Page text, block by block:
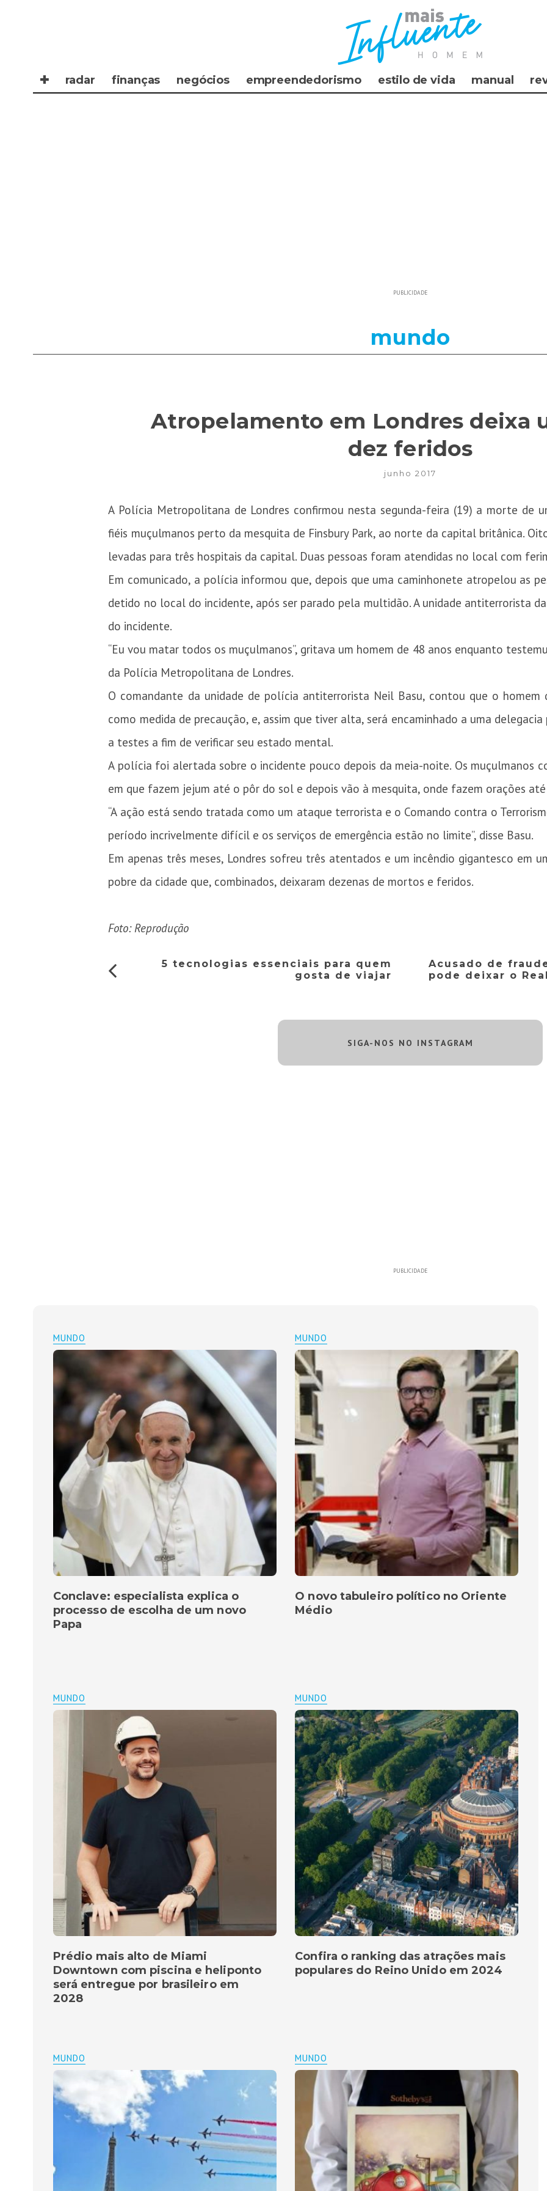
✚ radar finanças negócios empreendedorismo estilo de vida manual
PUBLICIDADE
mundo
Atropelamento em Londres deixa
dez feridos
junho 2017
A Polícia Metropolitana de Londres confirmou nesta segunda-feira (19) a morte de
fiéis muçulmanos perto da mesquita de Finsbury Park, ao norte da capital britânica.
levadas para três hospitais da capital. Duas pessoas foram atendidas no local com
Em comunicado, a polícia informou que, depois que uma caminhonete atropelou as
detido no local do incidente, após ser parado pela multidão. A unidade antiterrorista
do incidente.
“Eu vou matar todos os muçulmanos”, gritava um homem de 48 anos enquanto
da Polícia Metropolitana de Londres.
O comandante da unidade de polícia antiterrorista Neil Basu, contou que o
como medida de precaução, e, assim que tiver alta, será encaminhado a uma
a testes a fim de verificar seu estado mental.
A polícia foi alertada sobre o incidente pouco depois da meia-noite. Os muçulmanos
em que fazem jejum até o pôr do sol e depois vão à mesquita, onde fazem orações
“A ação está sendo tratada como um ataque terrorista e o Comando contra o
período incrivelmente difícil e os serviços de emergência estão no limite”, disse Basu.
Em apenas três meses, Londres sofreu três atentados e um incêndio gigantesco em
pobre da cidade que, combinados, deixaram dezenas de mortos e feridos.
Foto: Reprodução
5 tecnologias essenciais para quem
gosta de viajar
Acusado de
pode deixar o
SIGA-NOS NO INSTAGRAM
PUBLICIDADE
MUNDO
O novo tabuleiro político no Oriente
Médio
MUNDO
Conclave: especialista explica o
processo de escolha de um novo
Papa
MUNDO
Confira o ranking das atrações mais
populares do Reino Unido em 2024
MUNDO
Prédio mais alto de Miami
Downtown com piscina e heliponto
será entregue por brasileiro em
2028
MUNDO
MUNDO